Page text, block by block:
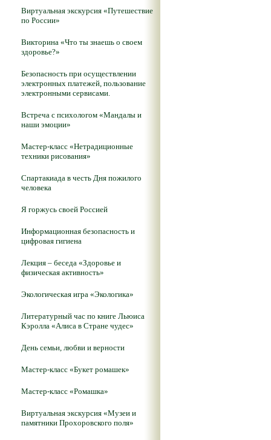
Виртуальная экскурсия «Путешествие
по России»
Викторина «Что ты знаешь о своем
здоровье?»
Безопасность при осуществлении
электронных платежей, пользование
электронными сервисами.
Встреча с психологом «Мандалы и
наши эмоции»
Мастер-класс «Нетрадиционные
техники рисования»
Спартакиада в честь Дня пожилого
человека
Я горжусь своей Россией
Информационная безопасность и
цифровая гигиена
Лекция – беседа «Здоровье и
физическая активность»
Экологическая игра «Экологика»
Литературный час по книге Льюиса
Кэролла «Алиса в Стране чудес»
День семьи, любви и верности
Мастер-класс «Букет ромашек»
Мастер-класс «Ромашка»
Виртуальная экскурсия «Музеи и
памятники Прохоровского поля»